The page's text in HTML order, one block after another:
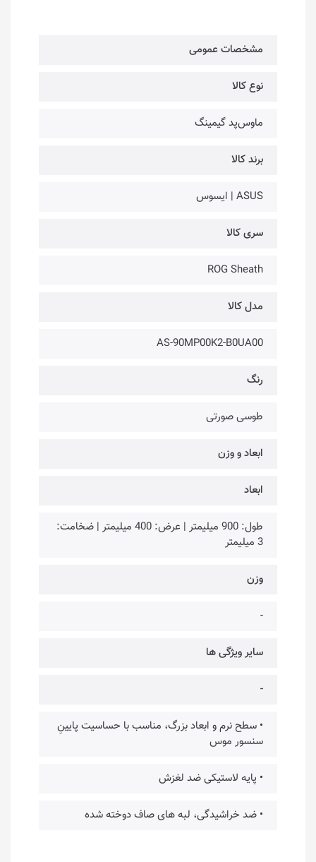
مشخصات عمومی
نوع کالا
ماوس‌پد گیمینگ
برند کالا
ASUS | ایسوس
سری کالا
ROG Sheath
مدل کالا
AS-90MP00K2-B0UA00
رنگ
طوسی صورتی
ابعاد و وزن
ابعاد
طول: 900 میلیمتر | عرض: 400 میلیمتر | ضخامت:
3 میلیمتر
وزن
-
سایر ویژگی‌ ها
-
• سطح نرم و ابعاد بزرگ، مناسب با حساسیت پایینِ
سنسور موس
• پایه لاستیکی ضد لغزش
• ضد خراشیدگی، لبه های صاف دوخته شده